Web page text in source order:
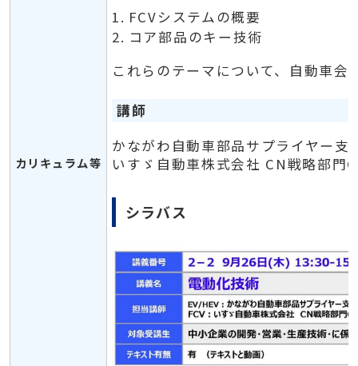
カリキュラム等
FCVシステムの概要
コア部品のキー技術
これらのテーマについて、自動車
講師
かながわ自動車部品サプライヤー
いすゞ自動車株式会社 CN戦略部門
シラバス